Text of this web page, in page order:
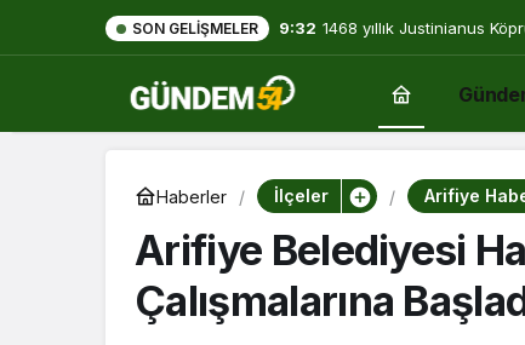
SON GELIŞMELER 9:32 1468 yıllık Justinianus
Haberler İlçeler Arifiye
Arifiye Belediyesi
Çalışmalarına